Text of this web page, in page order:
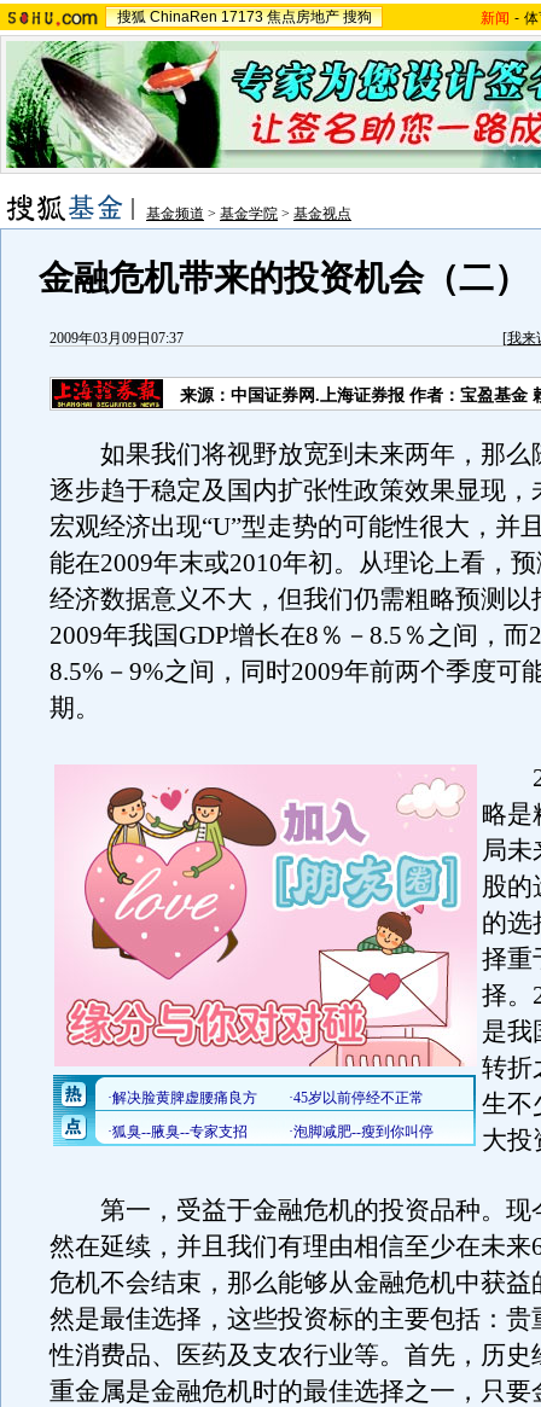
搜狐 ChinaRen 17173 焦点房地产 搜狗 新闻 -
基金频道 > 基金学院 > 基金视点
金融危机带来的投资机会（二）
2009年03月09日07:37 [我来
来源：中国证券网.上海证券报 作者：宝盈基金
如果我们将视野放宽到未来两年，那么
逐步趋于稳定及国内扩张性政策效果显现，
宏观经济出现“U”型走势的可能性很大，并
能在2009年末或2010年初。从理论上看，
经济数据意义不大，但我们仍需粗略预测以
2009年我国GDP增长在8％－8.5％之间，而
8.5%－9%之间，同时2009年前两个季度可
期。
略是
局未
股的
的选
择重
择。
是我
转折
生不
大投
第一，受益于金融危机的投资品种。现
然在延续，并且我们有理由相信至少在未来
危机不会结束，那么能够从金融危机中获益
然是最佳选择，这些投资标的主要包括：贵
性消费品、医药及支农行业等。首先，历史
重金属是金融危机时的最佳选择之一，只要